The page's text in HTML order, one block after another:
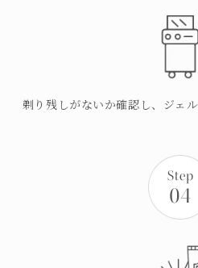
剃り残しがないか確認し、ジェ